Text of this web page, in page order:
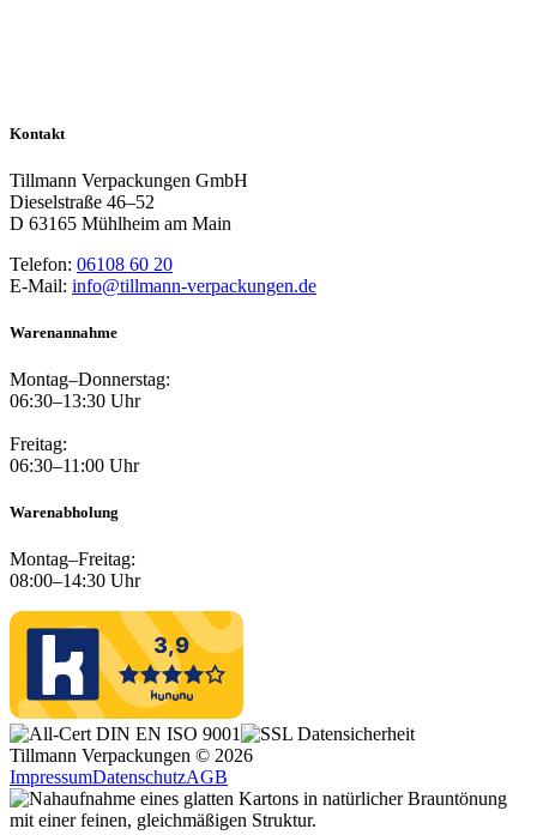
Kontakt
Tillmann Verpackungen GmbH
Dieselstraße 46–52
D 63165 Mühlheim am Main
Telefon: 06108 60 20
E-Mail: info@tillmann-verpackungen.de
Warenannahme
Montag–Donnerstag:
06:30–13:30 Uhr
Freitag:
06:30–11:00 Uhr
Warenabholung
Montag–Freitag:
08:00–14:30 Uhr
Tillmann Verpackungen © 2026
ImpressumDatenschutzAGB